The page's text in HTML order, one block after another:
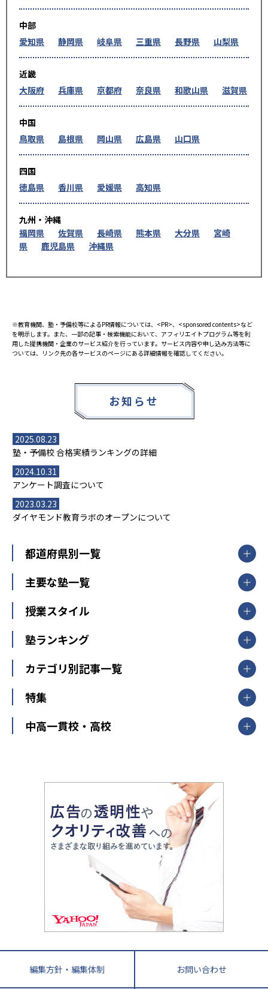
中部
愛知県
静岡県 岐阜県 三重県 長野県 山梨県
近畿
大阪府
兵庫県 京都府 奈良県 和歌山県 滋賀県
中国
鳥取県
島根県 岡山県 広島県 山口県
四国
徳島県
香川県 愛媛県 高知県
九州・沖縄
福岡県
佐賀県 長崎県 熊本県 大分県
宮崎
県
鹿児島県 沖縄県
※教育機関、塾・予備校等によるPR情報については、<PR>、<sponsored contents>など
を明示します。また、一部の記事・検索機能において、アフィリエイトプログラム等を利
用した提携機関・企業のサービス紹介を行っています。サービス内容や申し込み方法等に
ついては、リンク先の各サービスのページにある詳細情報を確認してください。
お知らせ
2025.08.23
塾・予備校 合格実績ランキングの詳細
2024.10.31
アンケート調査について
2023.03.23
ダイヤモンド教育ラボのオープンについて
都道府県別一覧
北海道・東北
山形県
福島県
関東
東京都
神奈川県
茨城県
栃木県
群馬県
新潟県
中部
愛知県
静岡県
長野県
大阪府
兵庫県 京都府 奈良県
和歌山県
鳥取県
島根県 岡山県 広島県
香川県
高知県
長崎県 熊本県
鹿児島県 沖縄県
主要な塾一覧
【掲載塾一覧を見る】
東京個別指導学院
明光義塾
個別教室のトライ
武田塾
授業スタイル
個別指導
オンライン指導
塾ランキング
中学受験ランキング
カテゴリ別記事一覧
中学受験
大学受験
教育全般
大学受験塾の選び方
中学受験に熱心な市区町村ランキング
小学校受験
家庭教師
特集
開成番長直伝！子どもの受験を成功させる方法
運動と遊びを考える
情報Ⅰ、数学が苦手な人注目！最短距離の学力
アップ法
悩み多き「大学受験」相談室
英語・英会話・英検対策
小学校教師が解説！中学受験のリアル
教育ジャーナリストが徹底解説！ 大学受験の羅
中高一貫校・高校
大学入試改革
ママテクエグザム
進化する中高一貫校・高校
編集方針・編集体制 お問い合わせ